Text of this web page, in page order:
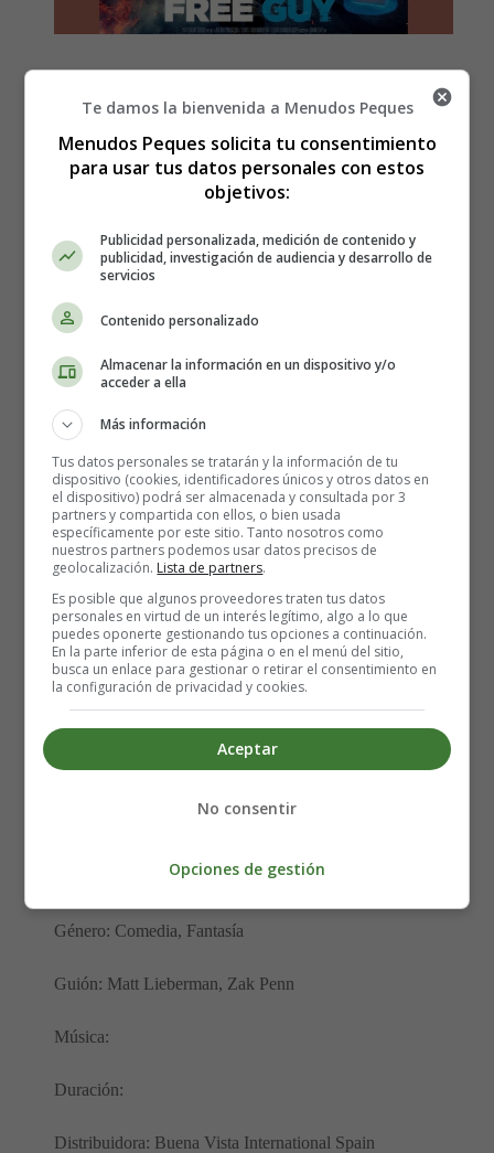
película, Free Guy - Sinopsis
y tráiler
Título original: Free Guy
Dirección: Shawn Levy
Actores: Ryan Reynolds, Jodie Comer, Lil Rel Howery,
Taika Waititi, Joe Keery, Utkarsh Ambudkar, Channing
Tatum, Owen Burke, Britne Oldford, Aaron W Reed,
Jamaal Burcher, Sophie Levy, Kayla Rae Vesce, David
Nacionalidad:USA
Fecha de estreno: 13-08-2021
Género: Comedia, Fantasía
Guión: Matt Lieberman, Zak Penn
Música:
Duración:
Distribuidora: Buena Vista International Spain
Te damos la bienvenida a Menudos Peques
Menudos Peques solicita tu consentimiento
para usar tus datos personales con estos
objetivos:
Publicidad personalizada, medición de contenido y
publicidad, investigación de audiencia y desarrollo de
servicios
Contenido personalizado
Almacenar la información en un dispositivo y/o
acceder a ella
Más información
Tus datos personales se tratarán y la información de tu
dispositivo (cookies, identificadores únicos y otros datos en
el dispositivo) podrá ser almacenada y consultada por 3
partners y compartida con ellos, o bien usada
específicamente por este sitio. Tanto nosotros como
nuestros partners podemos usar datos precisos de
geolocalización. Lista de partners.
Es posible que algunos proveedores traten tus datos
personales en virtud de un interés legítimo, algo a lo que
puedes oponerte gestionando tus opciones a continuación.
En la parte inferior de esta página o en el menú del sitio,
busca un enlace para gestionar o retirar el consentimiento en
la configuración de privacidad y cookies.
Aceptar
No consentir
Opciones de gestión